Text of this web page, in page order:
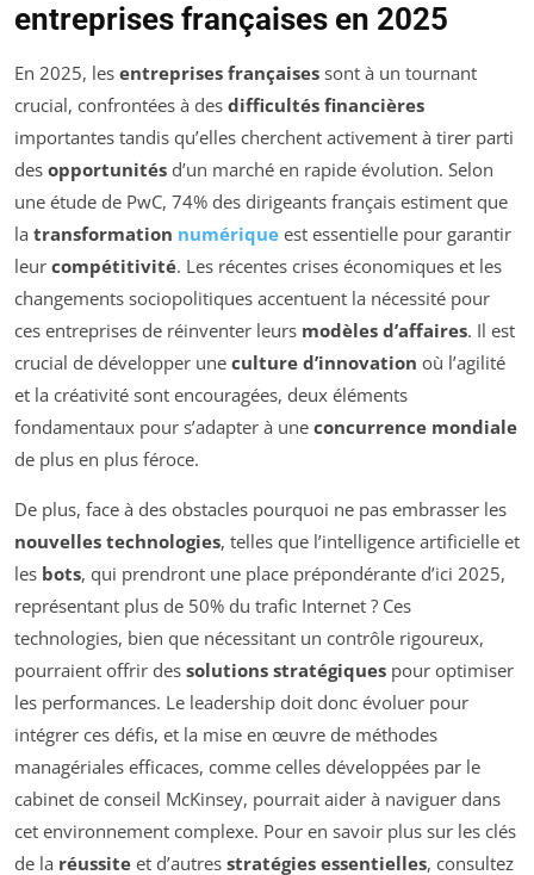
entreprises françaises en 2025
En 2025, les entreprises françaises sont à un tournant
crucial, confrontées à des difficultés financières
importantes tandis qu’elles cherchent activement à tirer parti
des opportunités d’un marché en rapide évolution. Selon
une étude de PwC, 74% des dirigeants français estiment que
la transformation numérique est essentielle pour garantir
leur compétitivité. Les récentes crises économiques et les
changements sociopolitiques accentuent la nécessité pour
ces entreprises de réinventer leurs modèles d’affaires. Il est
crucial de développer une culture d’innovation où l’agilité
et la créativité sont encouragées, deux éléments
fondamentaux pour s’adapter à une concurrence mondiale
de plus en plus féroce.
De plus, face à des obstacles pourquoi ne pas embrasser les
nouvelles technologies, telles que l’intelligence artificielle et
les bots, qui prendront une place prépondérante d’ici 2025,
représentant plus de 50% du trafic Internet ? Ces
technologies, bien que nécessitant un contrôle rigoureux,
pourraient offrir des solutions stratégiques pour optimiser
les performances. Le leadership doit donc évoluer pour
intégrer ces défis, et la mise en œuvre de méthodes
managériales efficaces, comme celles développées par le
cabinet de conseil McKinsey, pourrait aider à naviguer dans
cet environnement complexe. Pour en savoir plus sur les clés
de la réussite et d’autres stratégies essentielles, consultez